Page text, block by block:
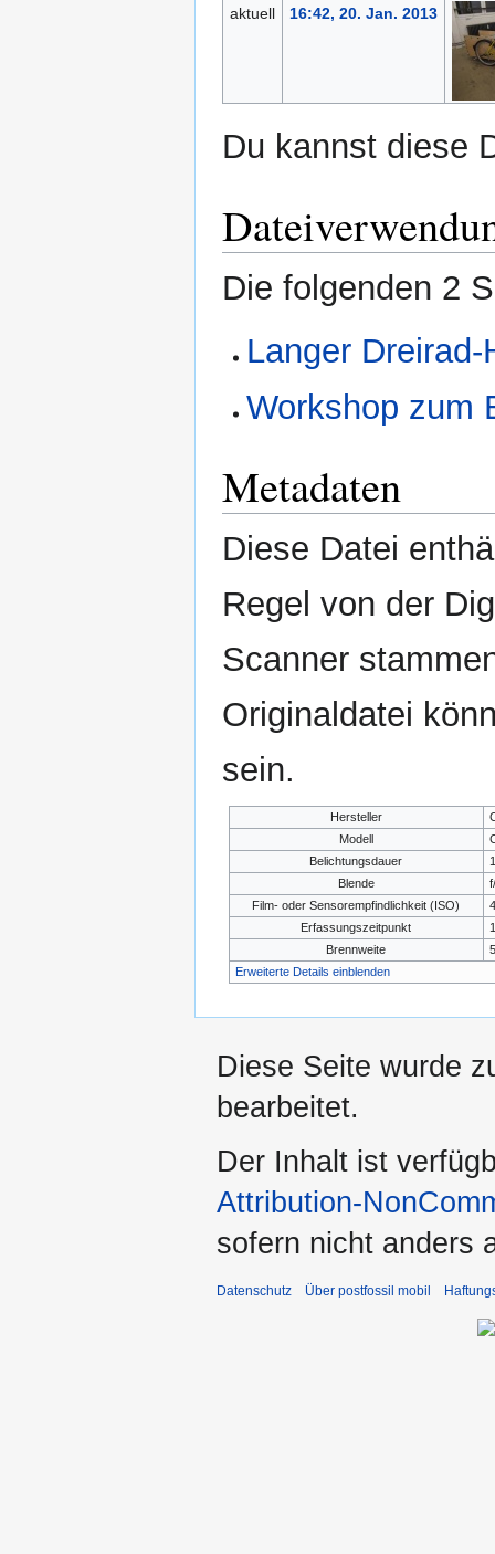
aktuell
16:42, 20. Jan. 2013
Du kannst diese
Die folgenden 2
Langer
Workshop zum
Metadaten
Diese Datei
Regel von der
Scanner
Originaldatei
sein.
Hersteller
Modell
Belichtungsdauer
Blende
Film- oder Sensorempfindlichkeit (ISO)
Erfassungszeitpunkt
Brennweite
Erweiterte Details einblenden
Diese Seite wurde
bearbeitet.
Der Inhalt ist
Attribution-
sofern nicht anders
Datenschutz Über postfossil mobil